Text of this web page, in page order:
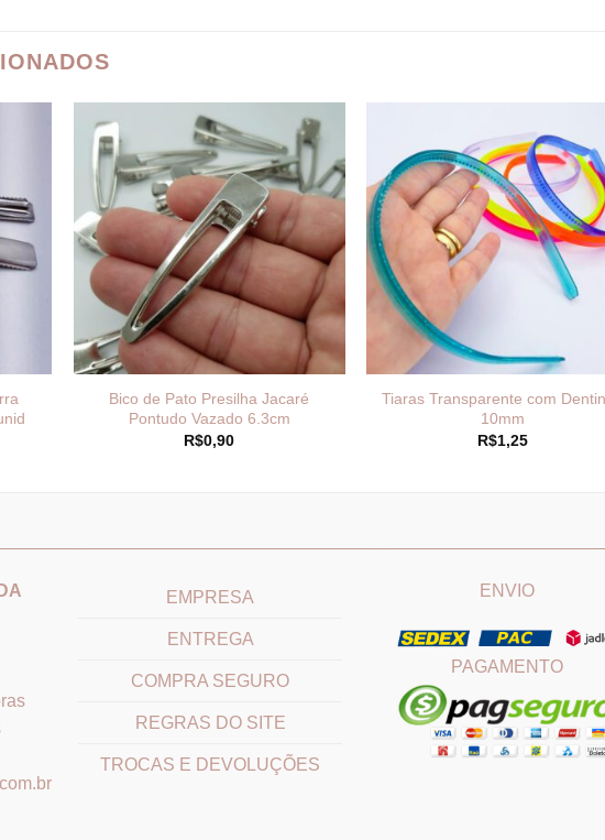
Bico de Pato Presilha Jacaré
Pontudo Vazado 6.3cm
R$0,90
Tiaras Transparente com
10mm
R$1,25
EMPRESA
ENTREGA
COMPRA SEGURO
REGRAS DO SITE
TROCAS E DEVOLUÇÕES
ENVIO
PAGAMENTO